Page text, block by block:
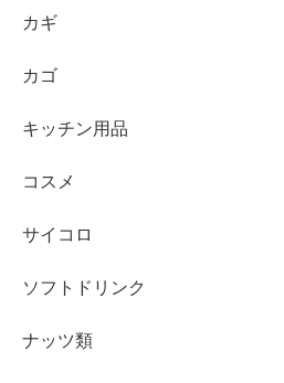
カギ
カゴ
キッチン用品
コスメ
サイコロ
ソフトドリンク
ナッツ類